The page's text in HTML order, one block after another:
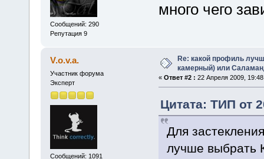
Сообщений: 290
Репутация 9
много чего
V.o.v.a.
Участник форума
Эксперт
Сообщений: 1091
Re: какой профиль
камерный) или
« Ответ #2 : 22 Апреля 2009,
Цитата: ТИП от
Для
лучше выбрать